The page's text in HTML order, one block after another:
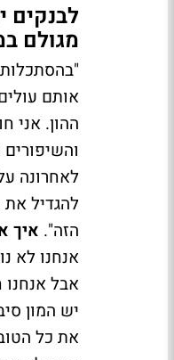
לבנקים
מגולם
ההון. אני
לאחרונה
להגדיל
הזה". איך
אנחנו לא
אבל
יש המון
את כל